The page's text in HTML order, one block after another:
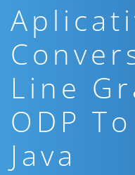
Line
ODP
Java